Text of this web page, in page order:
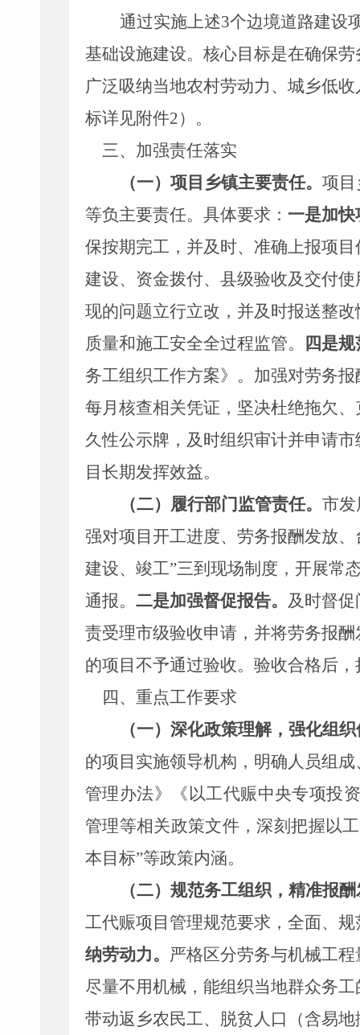
通过实施上述3个边境道路建设
基础设施建设。核心目标是在确保
广泛吸纳当地农村劳动力、城乡低
标详见附件2）。
三、加强责任落实
（一）项目乡镇主要责任。 项目
等负主要责任。具体要求： 一是加
保按期完工，并及时、准确上报项目
建设、资金拨付、县级验收及交付
现的问题立行立改，并及时报送整改
质量和施工安全全过程监管。
四是
务工组织工作方案》。加强对劳务
每月核查相关凭证，坚决杜绝拖欠
久性公示牌，及时组织审计并申请
目长期发挥效益。
（二）履行部门监管责任。 市发
强对项目开工进度、劳务报酬发放
建设、竣工”三到现场制度，开展常
通报。 二是加强督促报告。 及时督
责受理市级验收申请，并将劳务报
的项目不予通过验收。验收合格后
四、 重点工作要求
（一）深化政策理解，强化组
的项目实施领导机构，明确人员组
管理办法》《以工代赈中央专项投
管理等相关政策文件，深刻把握以
本目标”等政策内涵。
（二）规范务工组织 ，精准报酬
工代赈项目管理规范要求，全面、
纳劳动力。 严格区分劳务与机械工
尽量不用机械，能组织当地群众务
带动返乡农民工、脱贫人口（含易